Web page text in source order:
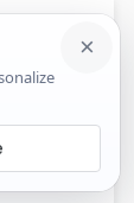
Komentari